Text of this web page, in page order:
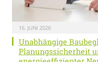
16. JUNI 2026
Unabhängige
Planungssicherheit